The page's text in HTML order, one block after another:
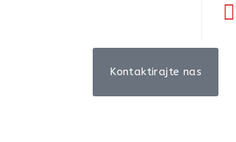
Kontaktirajte nas